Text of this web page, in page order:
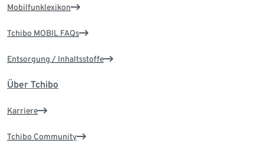
Mobilfunklexikon
Tchibo MOBIL FAQs
Entsorgung / Inhaltsstoffe
Über Tchibo
Karriere
Tchibo Community